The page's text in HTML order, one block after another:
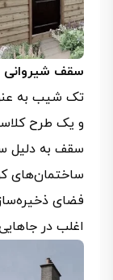
سقف
تک شیب به
و یک طرح
سقف به دلیل
ساختمان‌های
فضای
اغلب در